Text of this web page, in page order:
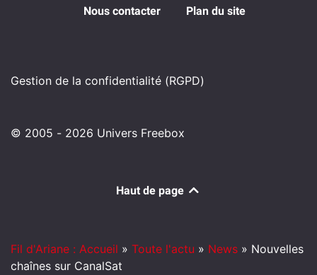
Nous contacter Plan du site
Gestion de la confidentialité (RGPD)
© 2005 - 2026 Univers Freebox
Haut de page
Fil d'Ariane : Accueil » Toute l'actu » News » Nouvelles
chaînes sur CanalSat